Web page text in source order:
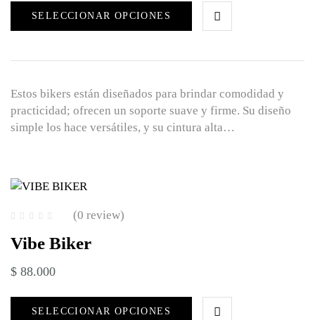
SELECCIONAR OPCIONES
Estos bikers están diseñados para brindar comodidad y
practicidad; ofrecen un soporte suave y firme. Su diseño
simple los hace versátiles, y su cintura alta…
(0 review)
Vibe Biker
$ 88.000
SELECCIONAR OPCIONES